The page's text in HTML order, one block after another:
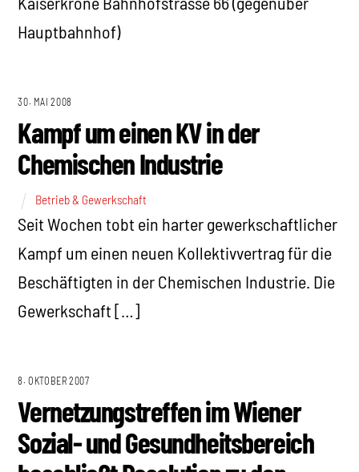
Hauptbahnhof)
30. MAI 2008
Kampf um einen KV in der
Chemischen Industrie
Betrieb & Gewerkschaft
Seit Wochen tobt ein harter gewerkschaftlicher
Kampf um einen neuen Kollektivvertrag für die
Beschäftigten in der Chemischen Industrie. Die
Gewerkschaft […]
8. OKTOBER 2007
Vernetzungstreffen im Wiener
Sozial- und Gesundheitsbereich